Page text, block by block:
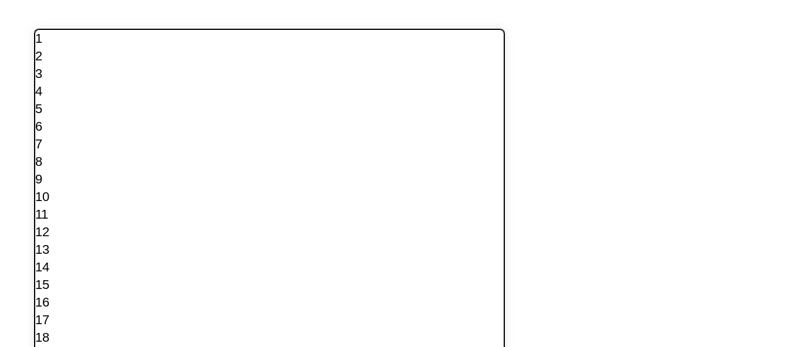
1
2
3
4
5
6
7
8
9
10
11
12
13
14
15
16
17
18